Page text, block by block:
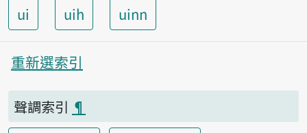
ui uih uinn
重新選索引
聲調索引 ¶